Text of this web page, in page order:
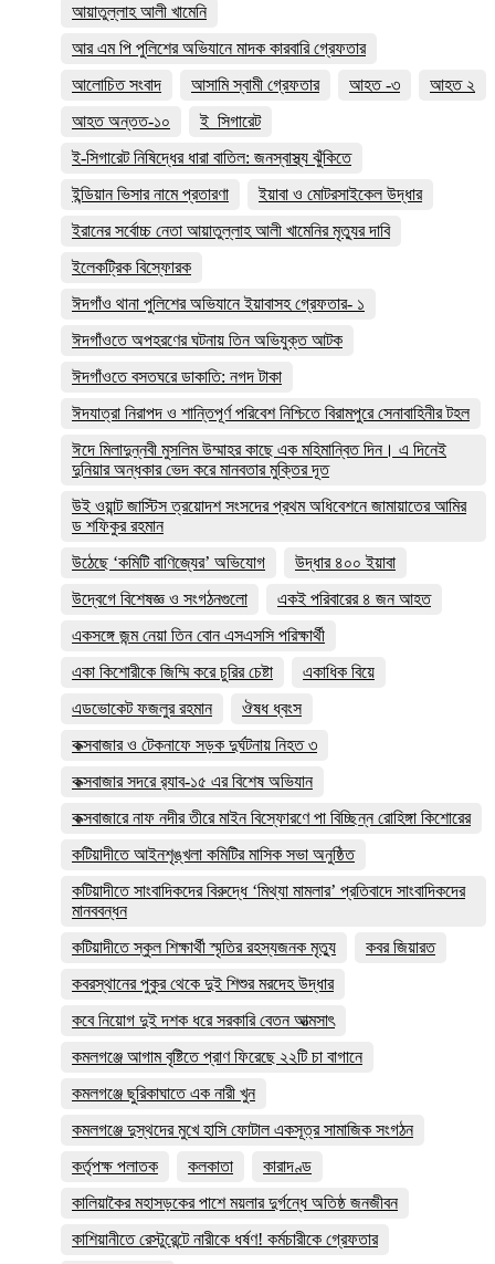
আয়াতুল্লাহ আলী খামেনি
আর এম পি পুলিশের অভিযানে মাদক কারবারি গ্রেফতার
আলোচিত সংবাদ
আসামি স্বামী গ্রেফতার আহত -৩
আহত ২
আহত অন্তত-১০
ই_সিগারেট
ই-সিগারেট নিষিদ্ধের ধারা বাতিল: জনস্বাস্থ্য ঝুঁকিতে
ইন্ডিয়ান ভিসার নামে প্রতারণা
ইয়াবা ও মোটরসাইকেল উদ্ধার
ইরানের সর্বোচ্চ নেতা আয়াতুল্লাহ আলী খামেনির মৃত্যুর দাবি
ইলেকট্রিক বিস্ফোরক
ঈদগাঁও থানা পুলিশের অভিযানে ইয়াবাসহ গ্রেফতার- ১
ঈদগাঁওতে অপহরণের ঘটনায় তিন অভিযুক্ত আটক
ঈদগাঁওতে বসতঘরে ডাকাতি: নগদ টাকা
ঈদযাত্রা নিরাপদ ও শান্তিপূর্ণ পরিবেশ নিশ্চিতে বিরামপুরে সেনাবাহিনীর টহল
ঈদে মিলাদুন্নবী মুসলিম উম্মাহর কাছে এক মহিমান্বিত দিন। এ দিনেই
দুনিয়ার অন্ধকার ভেদ করে মানবতার মুক্তির দূত
উই ওয়ান্ট জাস্টিস ত্রয়োদশ সংসদের প্রথম অধিবেশনে জামায়াতের আমির
ড শফিকুর রহমান
উঠেছে ‘কমিটি বাণিজ্যের’ অভিযোগ
উদ্ধার ৪০০ ইয়াবা
উদ্বেগে বিশেষজ্ঞ ও সংগঠনগুলো
একই পরিবারের ৪ জন আহত
একসঙ্গে জন্ম নেয়া তিন বোন এসএসসি পরিক্ষার্থী
একা কিশোরীকে জিম্মি করে চুরির চেষ্টা
একাধিক বিয়ে
এডভোকেট ফজলুর রহমান
ঔষধ ধ্বংস
কক্সবাজার ও টেকনাফে সড়ক দুর্ঘটনায় নিহত ৩
কক্সবাজার সদরে র‍্যাব-১৫ এর বিশেষ অভিযান
কক্সবাজারে নাফ নদীর তীরে মাইন বিস্ফোরণে পা বিচ্ছিন্ন রোহিঙ্গা কিশোরের
কটিয়াদীতে আইনশৃঙ্খলা কমিটির মাসিক সভা অনুষ্ঠিত
কটিয়াদীতে সাংবাদিকদের বিরুদ্ধে ‘মিথ্যা মামলার’ প্রতিবাদে সাংবাদিকদের
মানববন্ধন
কটিয়াদীতে স্কুল শিক্ষার্থী স্মৃতির রহস্যজনক মৃত্যু
কবর জিয়ারত
কবরস্থানের পুকুর থেকে দুই শিশুর মরদেহ উদ্ধার
কবে নিয়োগ দুই দশক ধরে সরকারি বেতন আত্মসাৎ
কমলগঞ্জে আগাম বৃষ্টিতে প্রাণ ফিরেছে ২২টি চা বাগানে
কমলগঞ্জে ছুরিকাঘাতে এক নারী খুন
কমলগঞ্জে দুস্থদের মুখে হাসি ফোটাল একসূত্র সামাজিক সংগঠন
কর্তৃপক্ষ পলাতক
কলকাতা
কারাদণ্ড
কালিয়াকৈর মহাসড়কের পাশে ময়লার দুর্গন্ধে অতিষ্ঠ জনজীবন
কাশিয়ানীতে রেস্টুরেন্টে নারীকে ধর্ষণ! কর্মচারীকে গ্রেফতার